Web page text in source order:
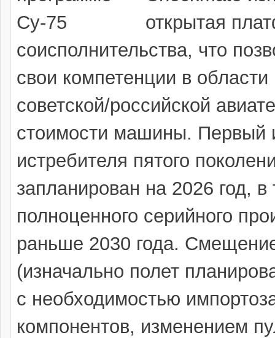
открытая
соисполнительства, что
свои компетенции в
советской/российской
стоимости машины. Первый
истребителя пятого
запланирован на 2026 год, в
полноценного серийного
раньше 2030 года.
(изначально полет
с необходимостью
компонентов, изменением